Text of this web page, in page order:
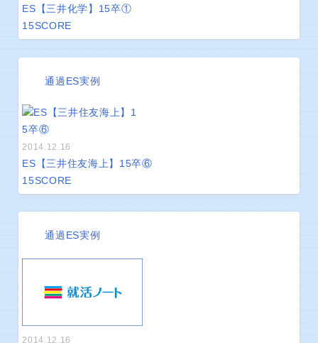
ES【三井化学】15卒①
15SCORE
通過ES実例
2014.12.16
ES【三井住友海上】15卒⑥
15SCORE
通過ES実例
2014.12.16